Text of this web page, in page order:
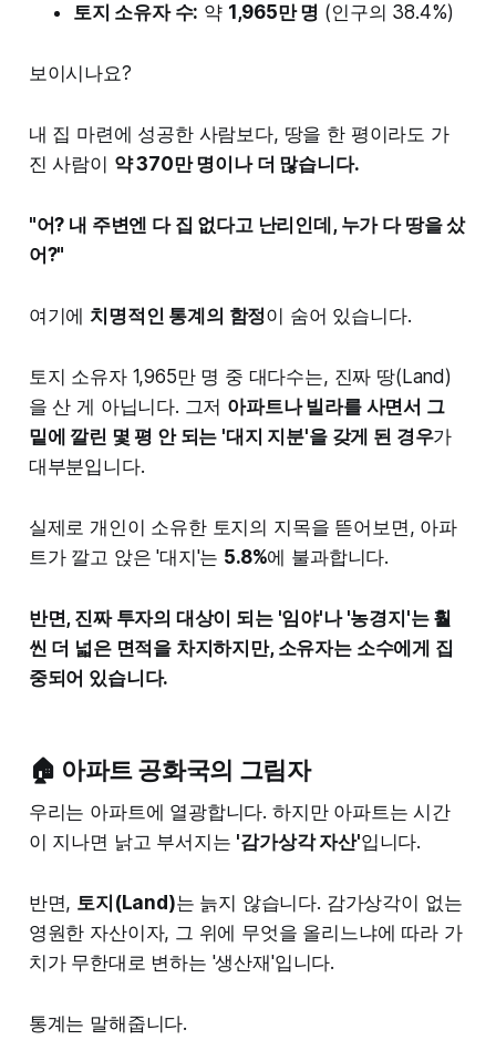
토지 소유자 수: 약 1,965만 명 (인구의 38.4%)
보이시나요?
내 집 마련에 성공한 사람보다, 땅을 한 평이라도 가
진 사람이 약 370만 명이나 더 많습니다.
"어? 내 주변엔 다 집 없다고 난리인데, 누가 다 땅을 샀
어?"
여기에 치명적인 통계의 함정이 숨어 있습니다.
토지 소유자 1,965만 명 중 대다수는, 진짜 땅(Land)
을 산 게 아닙니다. 그저 아파트나 빌라를 사면서 그
밑에 깔린 몇 평 안 되는 '대지 지분'을 갖게 된 경우가
대부분입니다.
실제로 개인이 소유한 토지의 지목을 뜯어보면, 아파
트가 깔고 앉은 '대지'는 5.8%에 불과합니다.
반면, 진짜 투자의 대상이 되는 '임야'나 '농경지'는 훨
씬 더 넓은 면적을 차지하지만, 소유자는 소수에게 집
중되어 있습니다.
🏠 아파트 공화국의 그림자
우리는 아파트에 열광합니다. 하지만 아파트는 시간
이 지나면 낡고 부서지는 '감가상각 자산'입니다.
반면, 토지(Land)는 늙지 않습니다. 감가상각이 없는
영원한 자산이자, 그 위에 무엇을 올리느냐에 따라 가
치가 무한대로 변하는 '생산재'입니다.
통계는 말해줍니다.